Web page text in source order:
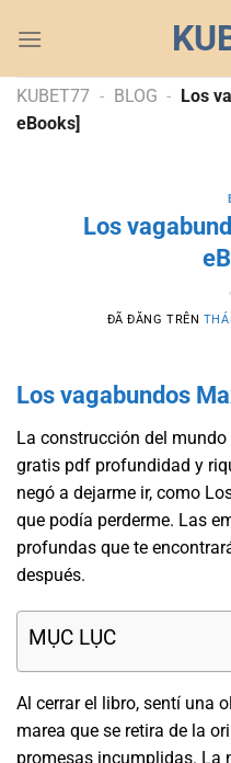
đến
dungKUBET77 - BLOG - Los
eBooks]
Los
ĐÃ ĐĂNG TRÊN
Los vagabundos
La construcción del
gratis pdf profundidad y
negó a dejarme ir, como
que podía perderme. Las
profundas que te
después.
MỤC LỤC
Al cerrar el libro, sentí una
marea que se retira de la
promesas incumplidas. La